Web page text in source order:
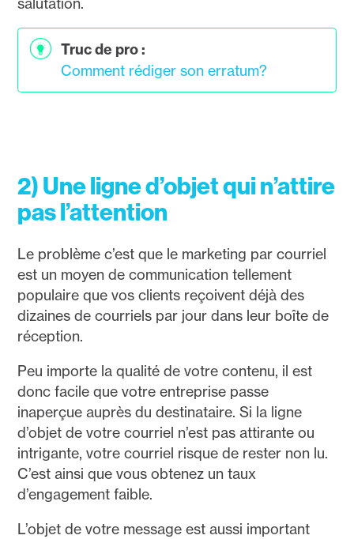
Truc de pro :
Comment rédiger son erratum?
2) Une ligne d’objet qui n’attire
pas l’attention
Le problème c’est que le marketing par courriel
est un moyen de communication tellement
populaire que vos clients reçoivent déjà des
dizaines de courriels par jour dans leur boîte de
réception.
Peu importe la qualité de votre contenu, il est
donc facile que votre entreprise passe
inaperçue auprès du destinataire. Si la ligne
d’objet de votre courriel n’est pas attirante ou
intrigante, votre courriel risque de rester non lu.
C’est ainsi que vous obtenez un taux
d’engagement faible.
L’objet de votre message est aussi important